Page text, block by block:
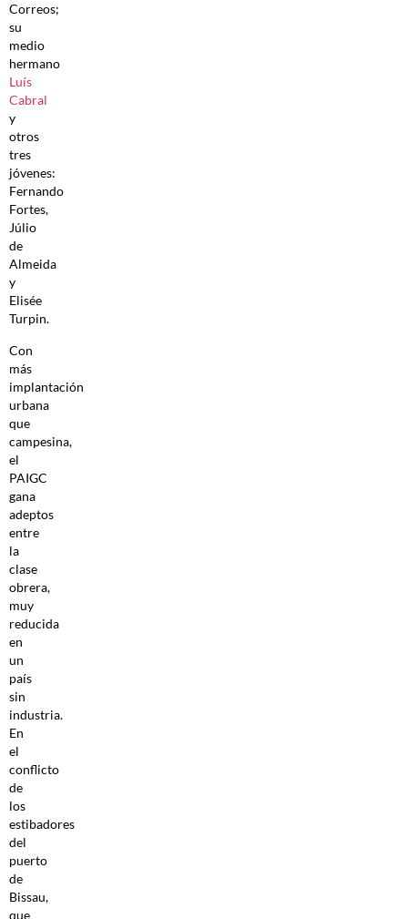
Correos;
su
medio
hermano
Luís
Cabral
y
otros
tres
jóvenes:
Fernando
Fortes,
Júlio
de
Almeida
y
Elisée
Turpin.
Con
más
implantación
urbana
que
campesina,
el
PAIGC
gana
adeptos
entre
la
clase
obrera,
muy
reducida
en
un
país
sin
industria.
En
el
conflicto
de
los
estibadores
del
puerto
de
Bissau,
que